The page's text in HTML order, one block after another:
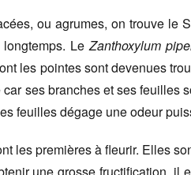
ou agrumes, on trouve le
longtemps. LeZanthoxylum
les pointes sont devenues
ses branches et ses
feuilles dégage une odeur
les premières à fleurir. Elles
une grosse fructification,